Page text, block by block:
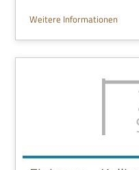
Wei­tere Informationen